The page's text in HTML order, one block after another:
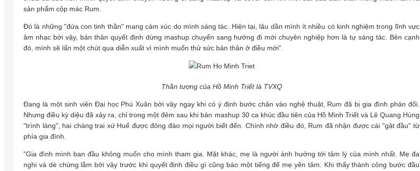
sản phẩm cộp mác Rum.
Đó là những "đứa con tinh thần" mang cảm xúc do mình sáng tác. Hiện tại, lâu dần mình ít nhiều có kinh nghiệm trong lĩnh vực
âm nhạc bởi vậy, bản thân quyết định dừng mashup chuyển sang hướng đi mới chuyên nghiệp hơn là tự sáng tác. Bên cạnh
đó, mình sẽ lấn một chút qua diễn xuất vì mình muốn thử sức bản thân ở điều mới".
Thần tượng của Hồ Minh Triết là TVXQ
Đang là một sinh viên Đại học Phú Xuân bởi vậy ngay khi có ý định bước chân vào nghệ thuật, Rum đã bị gia đình phản đối.
Nhưng điều kỳ diệu đã xảy ra, chỉ trong một đêm sau khi bản mashup 30 ca khúc đầu tiên của Hồ Minh Triết và Lê Quang Hùng
"trình làng", hai chàng trai xứ Huế được đông đảo mọi người biết đến. Chính nhờ điều đó, Rum đã nhận được cái "gật đầu" từ
phía gia đình.
"Gia đình mình ban đầu không muốn cho mình tham gia. Mặt khác, mẹ là người ảnh hưởng tới tâm lý của mình nhất. Mẹ đa
nghi và dè chừng lắm bởi vậy trước khi quyết định điều gì cũng báo một tiếng để mẹ yên tâm. Khi thấy thành công bước đầu